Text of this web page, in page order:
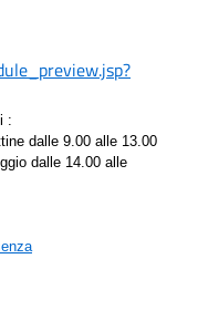
:
dalle 9.00 alle 13.00
dalle 14.00 alle